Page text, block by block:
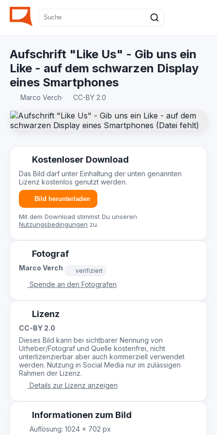
Aufschrift "Like Us" - Gib uns ein
Like - auf dem schwarzen Display
eines Smartphones
Marco Verch· CC-BY 2.0
Kostenloser Download
Das Bild darf unter Einhaltung der unten genannten
Lizenz kostenlos genutzt werden.
Bild herunterladen
Mit dem Download stimmst Du unseren
Nutzungsbedingungen zu.
Fotograf
Marco Verch verifiziert
Spende an den Fotografen
Lizenz
CC-BY 2.0
Dieses Bild kann bei sichtbarer Nennung von
Urheber/Fotograf und Quelle kostenfrei, nicht
unterlizenzierbar aber auch kommerziell verwendet
werden. Nutzung in Social Media nur im zulässigen
Rahmen der Lizenz.
Details zur Lizenz anzeigen
Informationen zum Bild
Auflösung: 1024 × 702 px